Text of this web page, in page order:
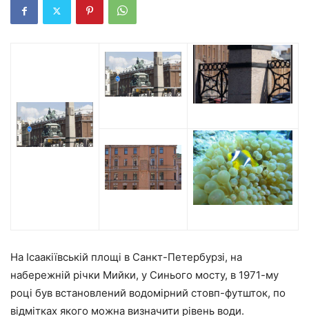
На Ісаакіївській площі в Санкт-Петербурзі, на
набережній річки Мийки, у Синього мосту, в 1971-му
році був встановлений водомірний стовп-футшток, по
відмітках якого можна визначити рівень води.